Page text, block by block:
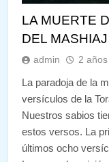
LA MUERTE
DEL MASHIAJ
admin 2
La paradoja de la
versículos de la
Nuestros sabios
estos versos. La
últimos ocho